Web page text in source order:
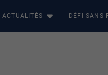
ACTUALITÉS DÉFI SANS